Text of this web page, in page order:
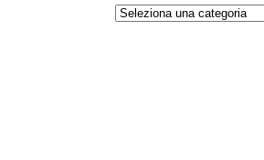
Categorie